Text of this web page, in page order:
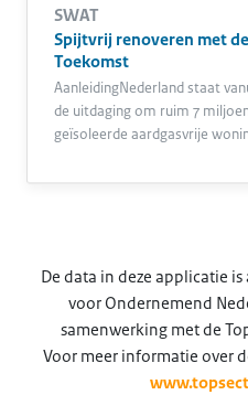
SWAT
Spijtvrij renoveren met
Toekomst
AanleidingNederland staat
de uitdaging om ruim 7
geïsoleerde aardgasvrije
De data in deze applicatie
voor Ondernemend
samenwerking met de
Voor meer informatie over